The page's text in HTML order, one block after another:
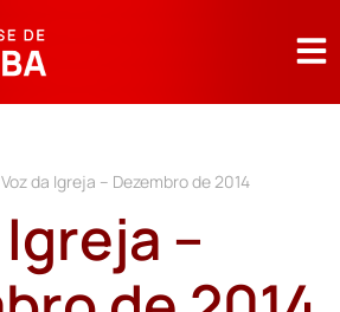
Voz da Igreja – Dezembro de 2014
–